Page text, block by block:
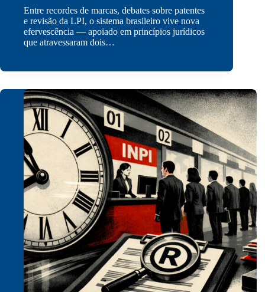
Entre recordes de marcas, debates sobre patentes
e revisão da LPI, o sistema brasileiro vive nova
efervescência — apoiado em princípios jurídicos
que atravessaram dois…